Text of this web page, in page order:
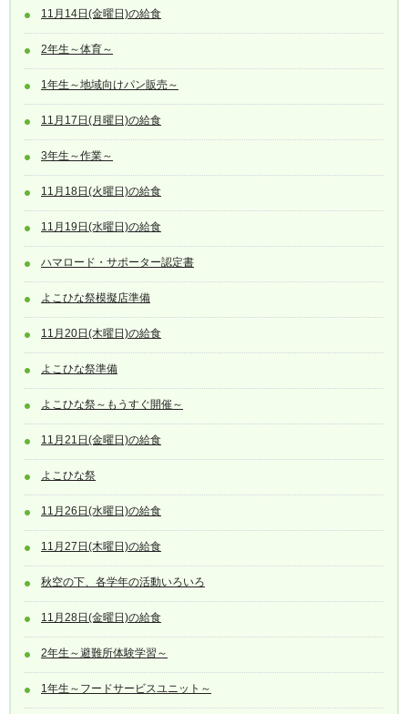
11月14日(金曜日)の給食
2年生～体育～
1年生～地域向けパン販売～
11月17日(月曜日)の給食
3年生～作業～
11月18日(火曜日)の給食
11月19日(水曜日)の給食
ハマロード・サポーター認定書
よこひな祭模擬店準備
11月20日(木曜日)の給食
よこひな祭準備
よこひな祭～もうすぐ開催～
11月21日(金曜日)の給食
よこひな祭
11月26日(水曜日)の給食
11月27日(木曜日)の給食
秋空の下、各学年の活動いろいろ
11月28日(金曜日)の給食
2年生～避難所体験学習～
1年生～フードサービスユニット～